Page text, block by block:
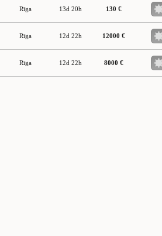
Rīga 13d 20h 130 €
Rīga 12d 22h 12000 €
Rīga 12d 22h 8000 €